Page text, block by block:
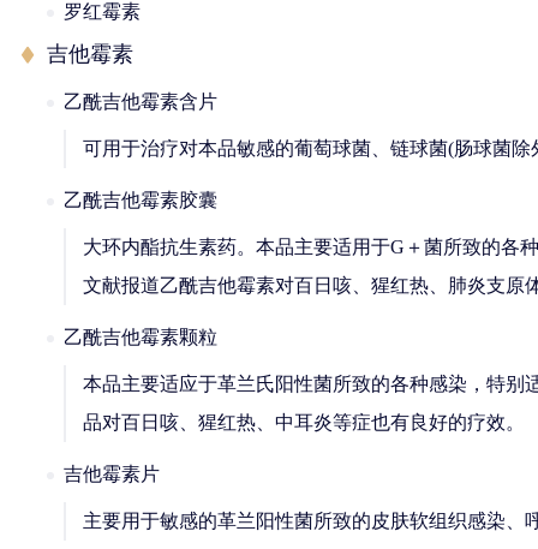
罗红霉素
吉他霉素
乙酰吉他霉素含片
可用于治疗对本品敏感的葡萄球菌、链球菌(肠球菌
乙酰吉他霉素胶囊
大环内酯抗生素药。本品主要适用于G＋菌所致的各
文献报道乙酰吉他霉素对百日咳、猩红热、肺炎支原
乙酰吉他霉素颗粒
本品主要适应于革兰氏阳性菌所致的各种感染，特
品对百日咳、猩红热、中耳炎等症也有良好的疗效。
吉他霉素片
主要用于敏感的革兰阳性菌所致的皮肤软组织感染